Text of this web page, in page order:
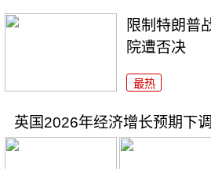
限制特朗普
院遭否决
最热
英国2026年经济增长预期下